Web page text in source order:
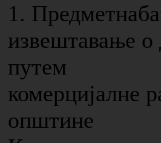
1.
извештавање о
путем
комерцијалне
општине